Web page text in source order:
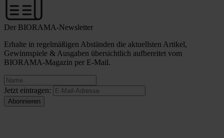
Der BIORAMA-Newsletter
Erhalte in regelmäßigen Abständen die aktuellsten Artikel,
Gewinnspiele & Ausgaben übersichtlich aufbereitet vom
BIORAMA-Magazin per E-Mail.
Jetzt eintragen: